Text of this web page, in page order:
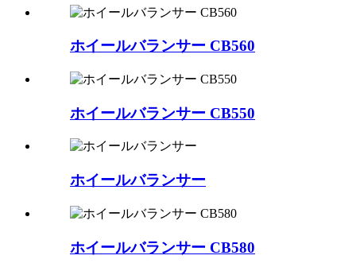
ホイールバランサー CB560
ホイールバランサー CB550
ホイールバランサー
ホイールバランサー CB580